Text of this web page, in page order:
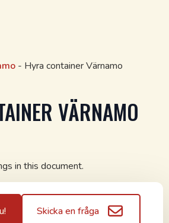
- Hyra container Värnamo
VÄRNAMO
in this document.
Skicka en fråga